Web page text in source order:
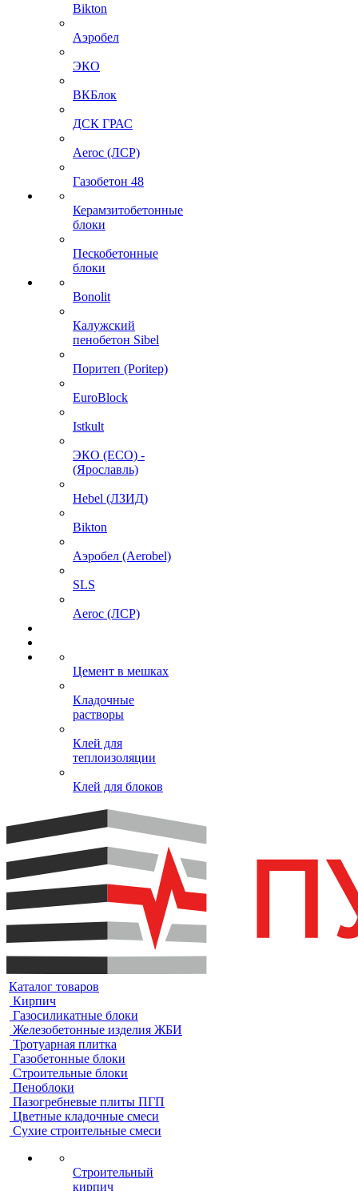
Bikton
Аэробел
ЭКО
ВКБлок
ДСК ГРАС
Aeroc (ЛСР)
Газобетон 48
Керамзитобетонные
блоки
Пескобетонные
блоки
Bonolit
Калужский
пенобетон Sibel
Поритеп (Poritep)
EuroBlock
Istkult
ЭКО (ECO) -
(Ярославль)
Hebel (ЛЗИД)
Bikton
Аэробел (Aerobel)
SLS
Aeroc (ЛСР)
Цемент в мешках
Кладочные
растворы
Клей для
теплоизоляции
Клей для блоков
Каталог товаров
Кирпич
Газосиликатные блоки
Железобетонные изделия ЖБИ
Тротуарная плитка
Газобетонные блоки
Строительные блоки
Пеноблоки
Пазогребневые плиты ПГП
Цветные кладочные смеси
Сухие строительные смеси
Строительный
кирпич